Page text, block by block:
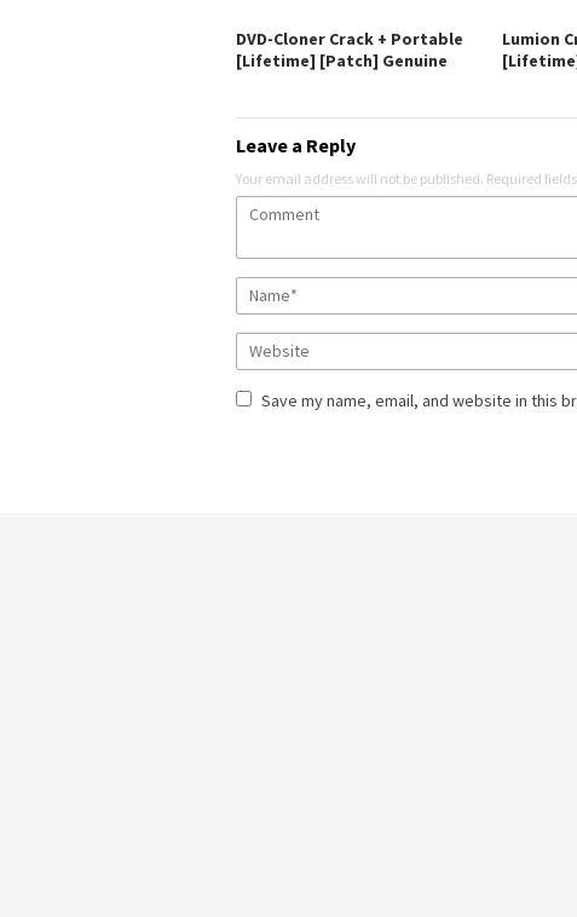
DVD-Cloner Crack + Portable
[Lifetime] [Patch] Genuine
Lumion
Leave a Reply
Your email address will not be published. Required
Save my name, email, and website in this